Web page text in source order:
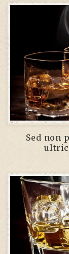
Sed non